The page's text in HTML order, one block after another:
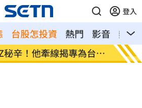
登入
台股怎投資 熱門 影音
熱搜
秘辛！他牽線揭專為台生
白海